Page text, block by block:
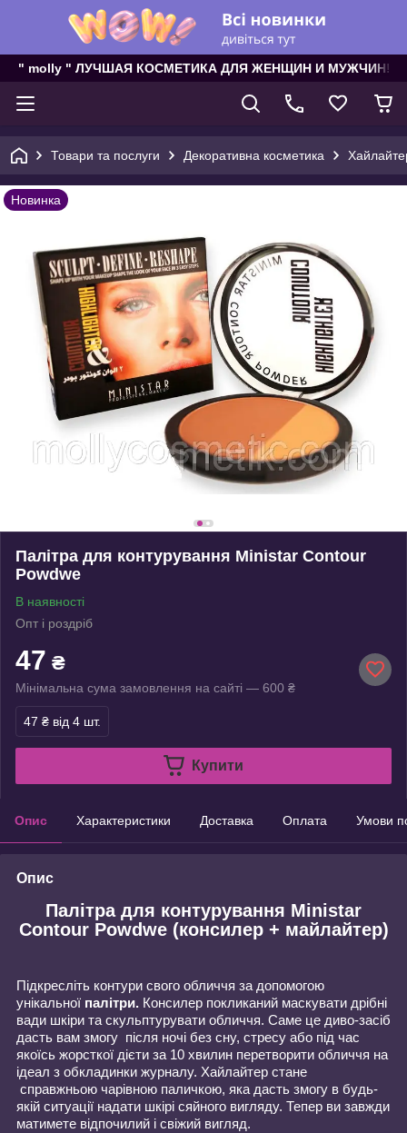
" molly " ЛУЧШАЯ КОСМЕТИКА ДЛЯ ЖЕНЩИН И МУЖЧИН!
Товари та послуги Декоративна косметика
Новинка
Палітра для контурування Ministar Contour
Powdwe
В наявності
Опт і роздріб
47 ₴
Мінімальна сума замовлення на сайті — 600 ₴
47 ₴ від 4 шт.
Купити
Опис Характеристики Доставка Оплата Умови
Опис
Палітра для контурування Ministar
Contour Powdwe (консилер + майлайтер)
Підкресліть контури свого обличчя за допомогою
унікальної палітри. Консилер покликаний маскувати дрібні
вади шкіри та скульптурувати обличчя. Саме це диво-засіб
дасть вам змогу після ночі без сну, стресу або під час
якоїсь жорсткої дієти за 10 хвилин перетворити обличчя на
ідеал з обкладинки журналу. Хайлайтер стане
справжньою чарівною паличкою, яка дасть змогу в будь-
якій ситуації надати шкірі сяйного вигляду. Тепер ви завжди
матимете відпочилий і свіжий вигляд.